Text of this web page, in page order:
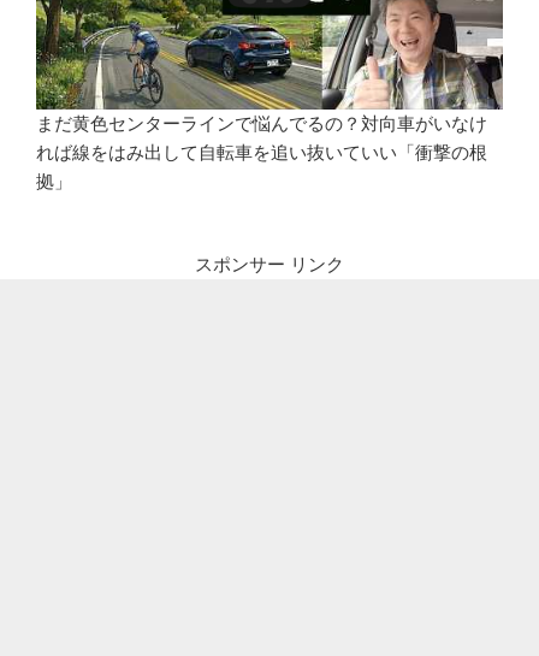
まだ黄色センターラインで悩んでるの？対向車がいなけ
れば線をはみ出して自転車を追い抜いていい「衝撃の根
拠」
スポンサー リンク